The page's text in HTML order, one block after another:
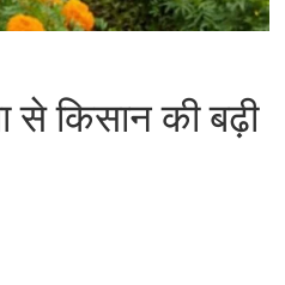
किसान की बढ़ी